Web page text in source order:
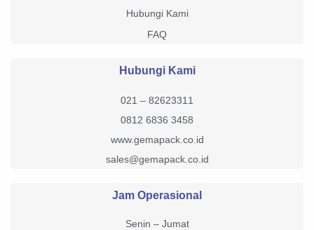
Hubungi Kami
FAQ
Hubungi Kami
021 – 82623311
0812 6836 3458
www.gemapack.co.id
sales@gemapack.co.id
Jam Operasional
Senin – Jumat